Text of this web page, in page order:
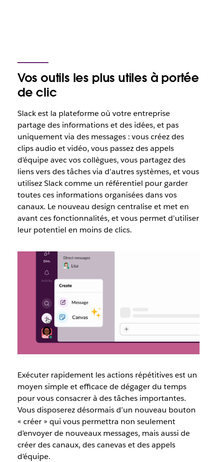
Vos outils les plus utiles à portée
de clic
Slack est la plateforme où votre entreprise
partage des informations et des idées, et pas
uniquement via des messages : vous créez des
clips audio et vidéo, vous passez des appels
d’équipe avec vos collègues, vous partagez des
liens vers des tâches via d’autres systèmes, et vous
utilisez Slack comme un référentiel pour garder
toutes ces informations organisées dans vos
canaux. Le nouveau design centralise et met en
avant ces fonctionnalités, et vous permet d’utiliser
leur potentiel en moins de clics.
Exécuter rapidement les actions répétitives est un
moyen simple et efficace de dégager du temps
pour vous consacrer à des tâches importantes.
Vous disposerez désormais d’un nouveau bouton
« créer » qui vous permettra non seulement
d’envoyer de nouveaux messages, mais aussi de
créer des canaux, des canevas et des appels
d’équipe.